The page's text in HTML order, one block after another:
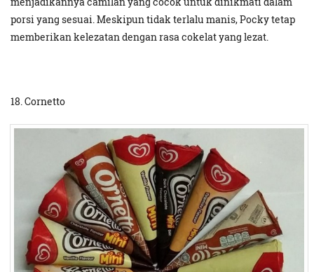
porsi yang sesuai. Meskipun tidak terlalu manis, Pocky tetap
memberikan kelezatan dengan rasa cokelat yang lezat.
18. Cornetto